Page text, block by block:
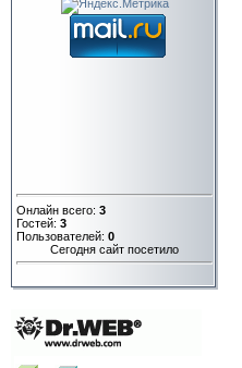
Онлайн всего: 3
Гостей: 3
Пользователей: 0
Сегодня сайт посетило